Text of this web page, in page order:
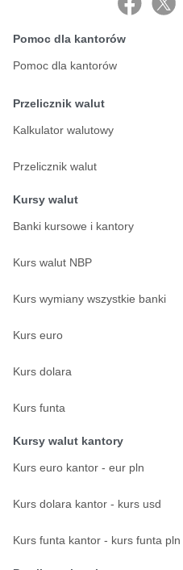
Pomoc dla kantorów
Pomoc dla kantorów
Przelicznik walut
Kalkulator walutowy
Przelicznik walut
Kursy walut
Banki kursowe i kantory
Kurs walut NBP
Kurs wymiany wszystkie banki
Kurs euro
Kurs dolara
Kurs funta
Kursy walut kantory
Kurs euro kantor - eur pln
Kurs dolara kantor - kurs usd
Kurs funta kantor - kurs funta pln